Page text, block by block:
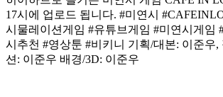
17시에 업로드 됩니다. #미연시
시물레이션게임 #유튜브게임 #미연시게임
시추천 #영상툰 #비키니 기획/대본: 이준우,
션: 이준우 배경/3D: 이준우